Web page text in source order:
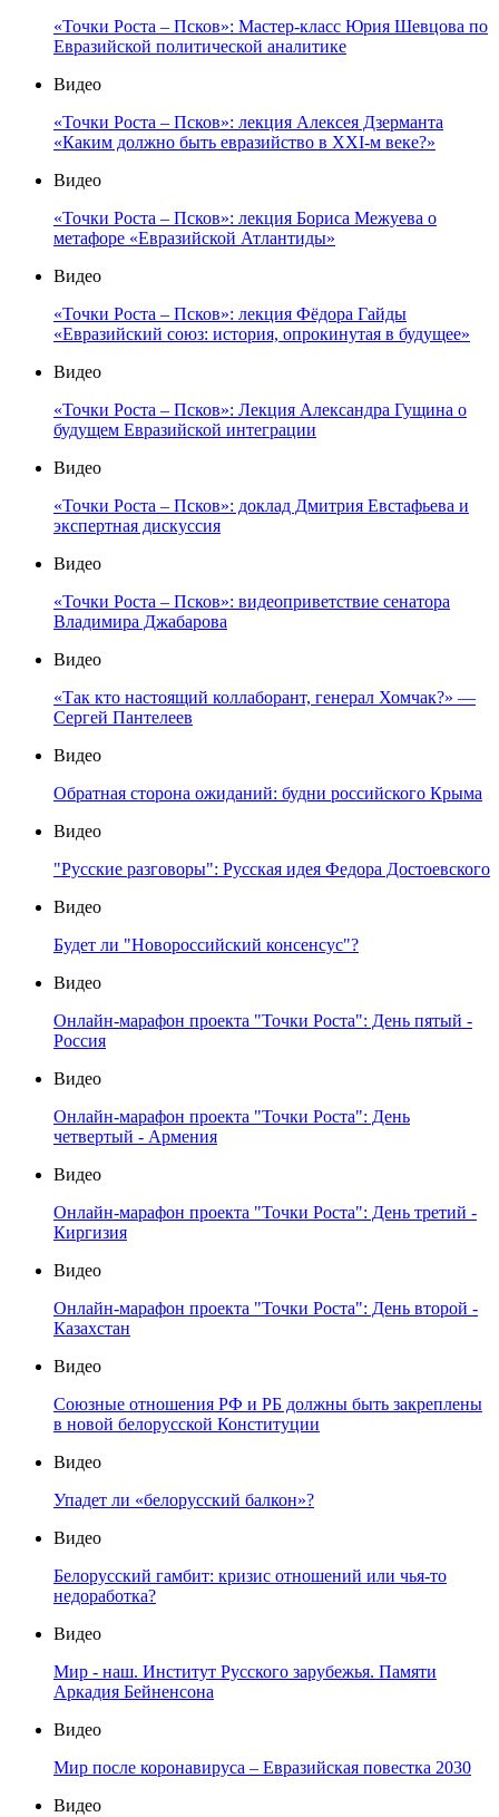
«Точки Роста – Псков»: Мастер-класс Юрия Шевцова по
Евразийской политической аналитике
Видео
«Точки Роста – Псков»: лекция Алексея Дзерманта
«Каким должно быть евразийство в XXI-м веке?»
Видео
«Точки Роста – Псков»: лекция Бориса Межуева о
метафоре «Евразийской Атлантиды»
Видео
«Точки Роста – Псков»: лекция Фёдора Гайды
«Евразийский союз: история, опрокинутая в будущее»
Видео
«Точки Роста – Псков»: Лекция Александра Гущина о
будущем Евразийской интеграции
Видео
«Точки Роста – Псков»: доклад Дмитрия Евстафьева и
экспертная дискуссия
Видео
«Точки Роста – Псков»: видеоприветствие сенатора
Владимира Джабарова
Видео
«Так кто настоящий коллаборант, генерал Хомчак?» —
Сергей Пантелеев
Видео
Обратная сторона ожиданий: будни российского Крыма
Видео
"Русские разговоры": Русская идея Федора Достоевского
Видео
Будет ли "Новороссийский консенсус"?
Видео
Онлайн-марафон проекта "Точки Роста": День пятый -
Россия
Видео
Онлайн-марафон проекта "Точки Роста": День
четвертый - Армения
Видео
Онлайн-марафон проекта "Точки Роста": День третий -
Киргизия
Видео
Онлайн-марафон проекта "Точки Роста": День второй -
Казахстан
Видео
Союзные отношения РФ и РБ должны быть закреплены
в новой белорусской Конституции
Видео
Упадет ли «белорусский балкон»?
Видео
Белорусский гамбит: кризис отношений или чья-то
недоработка?
Видео
Мир - наш. Институт Русского зарубежья. Памяти
Аркадия Бейненсона
Видео
Мир после коронавируса – Евразийская повестка 2030
Видео